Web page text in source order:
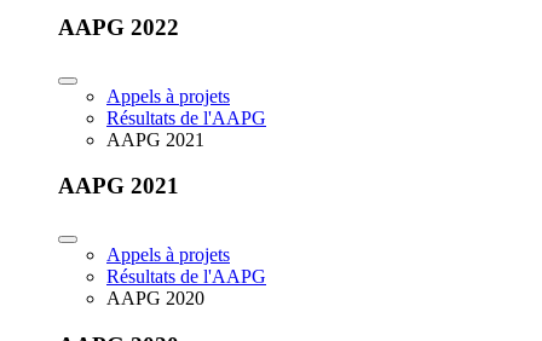
AAPG 2022
Appels à projets
Résultats de l'AAPG
AAPG 2021
AAPG 2021
Appels à projets
Résultats de l'AAPG
AAPG 2020